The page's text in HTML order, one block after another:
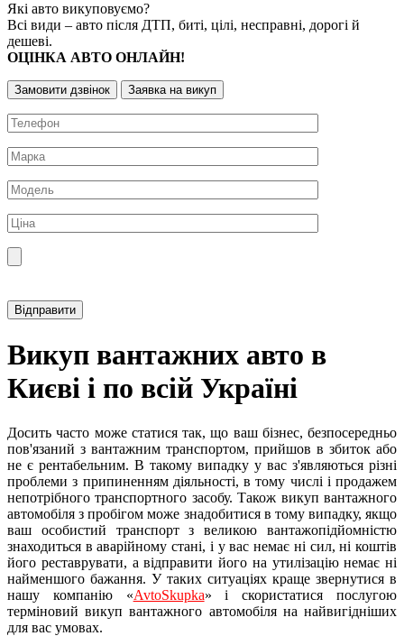
Які авто викуповуємо?
Всі види – авто після ДТП, биті, цілі, несправні, дорогі й
дешеві.
ОЦІНКА АВТО ОНЛАЙН!
Замовити дзвінок Заявка на викуп
Викуп вантажних авто в
Києві і по всій Україні
Досить часто може статися так, що ваш бізнес, безпосередньо
пов'язаний з вантажним транспортом, прийшов в збиток або
не є рентабельним. В такому випадку у вас з'являються різні
проблеми з припиненням діяльності, в тому числі і продажем
непотрібного транспортного засобу. Також викуп вантажного
автомобіля з пробігом може знадобитися в тому випадку, якщо
ваш особистий транспорт з великою вантажопідйомністю
знаходиться в аварійному стані, і у вас немає ні сил, ні коштів
його реставрувати, а відправити його на утилізацію немає ні
найменшого бажання. У таких ситуаціях краще звернутися в
нашу компанію «AvtoSkupka» і скористатися послугою
терміновий викуп вантажного автомобіля на найвигідніших
для вас умовах.